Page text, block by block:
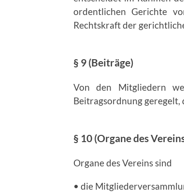
ordentlichen Gerichte
Rechtskraft der
§ 9 (Beiträge)
Von den Mitgliedern
Beitragsordnung
§ 10 (Organe des
Organe des Vereins sind
• die